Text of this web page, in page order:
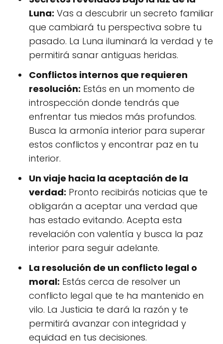
Luna: Vas a descubrir un secreto familiar
que cambiará tu perspectiva sobre tu
pasado. La Luna iluminará la verdad y te
permitirá sanar antiguas heridas.
Conflictos internos que requieren
resolución: Estás en un momento de
introspección donde tendrás que
enfrentar tus miedos más profundos.
Busca la armonía interior para superar
estos conflictos y encontrar paz en tu
interior.
Un viaje hacia la aceptación de la
verdad: Pronto recibirás noticias que te
obligarán a aceptar una verdad que
has estado evitando. Acepta esta
revelación con valentía y busca la paz
interior para seguir adelante.
La resolución de un conflicto legal o
moral: Estás cerca de resolver un
conflicto legal que te ha mantenido en
vilo. La Justicia te dará la razón y te
permitirá avanzar con integridad y
equidad en tus decisiones.